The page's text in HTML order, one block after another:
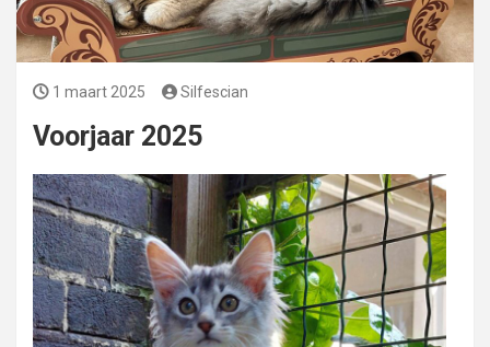
1 maart 2025 Silfescian
Voorjaar 2025